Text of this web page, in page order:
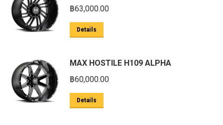
฿63,000.00
Details
MAX HOSTILE H109 ALPHA
฿60,000.00
Details